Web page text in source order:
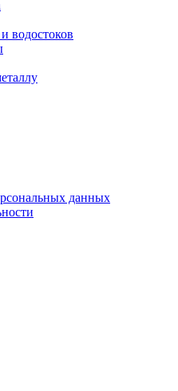
водостоков
данных